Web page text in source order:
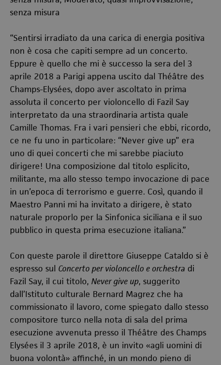
senza misura
“Sentirsi irradiato da una carica di energia positiva
non è cosa che capiti sempre ad un concerto.
Eppure è quello che mi è successo la sera del 3
aprile 2018 a Parigi appena uscito dal Théâtre des
Champs-Elysées, dopo aver ascoltato in prima
assoluta il concerto per violoncello di Fazil Say
interpretato da una straordinaria artista quale
Camille Thomas. Fra i vari pensieri che ebbi, ricordo,
ce ne fu uno in particolare: “Never give up” era
uno di quei concerti che mi sarebbe piaciuto
dirigere! Una composizione dal titolo esplicito,
militante, ma allo stesso tempo invocazione di pace
in un’epoca di terrorismo e guerre. Così, quando il
Maestro Panni mi ha invitato a dirigere, è stato
naturale proporlo per la Sinfonica siciliana e il suo
pubblico in questa prima esecuzione italiana.”
Con queste parole il direttore Giuseppe Cataldo si è
espresso sul Concerto per violoncello e orchestra di
Fazil Say, il cui titolo, Never give up, suggerito
dall’Istituto culturale Bernard Magrez che ha
commissionato il lavoro, come spiegato dallo stesso
compositore turco nella nota di sala del prima
esecuzione avvenuta presso il Théâtre des Champs
Elysées il 3 aprile 2018, è un invito «agli uomini di
buona volontà» affinché, in un mondo pieno di